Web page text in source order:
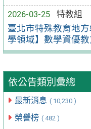
2026-03-25
特教組
臺北市特殊教育地
學領域】數學資優
依公告類別彙總
最新消息 ( 10,230 )
榮譽榜 ( 482 )